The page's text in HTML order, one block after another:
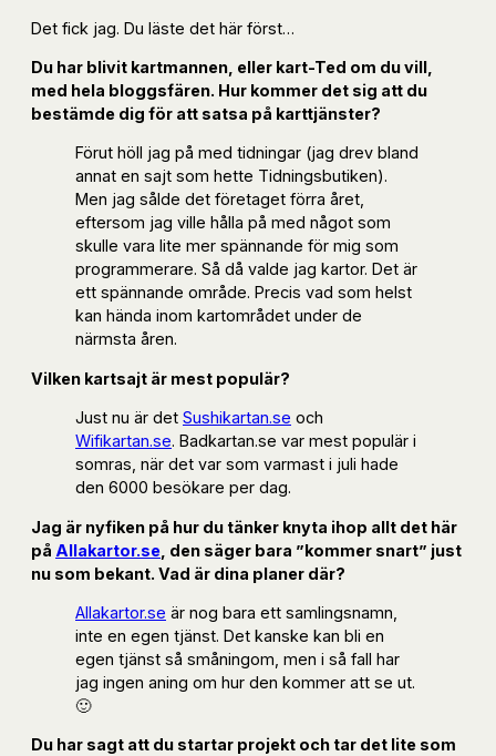
Det fick jag. Du läste det här först…
Du har blivit kartmannen, eller kart-Ted om du vill,
med hela bloggsfären. Hur kommer det sig att du
bestämde dig för att satsa på karttjänster?
Förut höll jag på med tidningar (jag drev bland
annat en sajt som hette Tidningsbutiken).
Men jag sålde det företaget förra året,
eftersom jag ville hålla på med något som
skulle vara lite mer spännande för mig som
programmerare. Så då valde jag kartor. Det är
ett spännande område. Precis vad som helst
kan hända inom kartområdet under de
närmsta åren.
Vilken kartsajt är mest populär?
Just nu är det Sushikartan.se och
Wifikartan.se. Badkartan.se var mest populär i
somras, när det var som varmast i juli hade
den 6000 besökare per dag.
Jag är nyfiken på hur du tänker knyta ihop allt det här
på Allakartor.se , den säger bara ”kommer snart” just
nu som bekant. Vad är dina planer där?
Allakartor.se är nog bara ett samlingsnamn,
inte en egen tjänst. Det kanske kan bli en
egen tjänst så småningom, men i så fall har
jag ingen aning om hur den kommer att se ut.
🙂
Du har sagt att du startar projekt och tar det lite som